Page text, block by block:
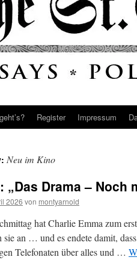
Register Impressum
Neu im Kino
„Das Drama – Noch
2026 von montyarnold
hat Charlie Emma zum
an … und es endete damit,
Telefonaten über alles und …